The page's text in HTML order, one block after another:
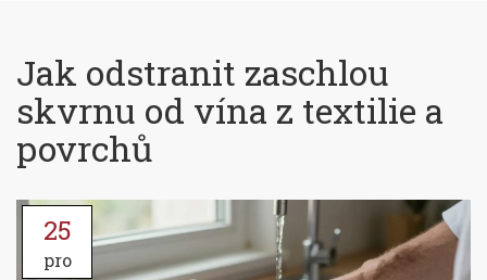
Jak odstranit zaschlou
skvrnu od vína z textilie a
povrchů
25
pro